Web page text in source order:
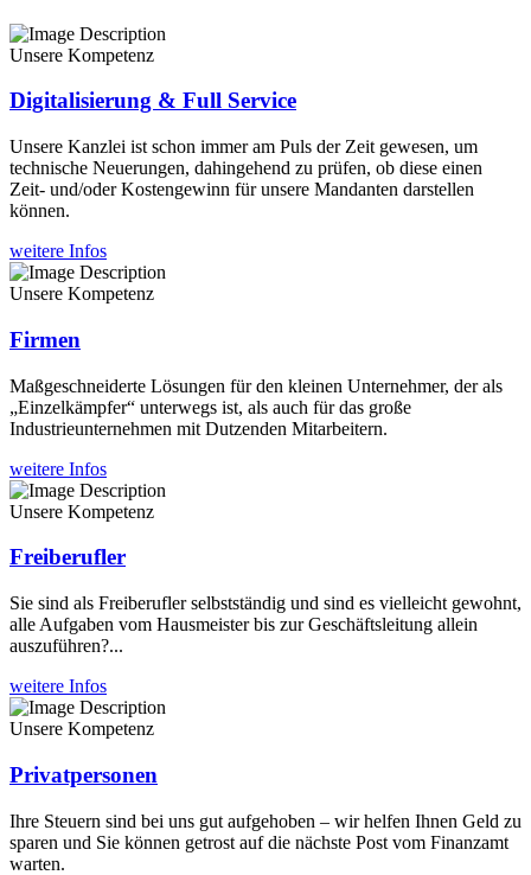
Unsere Kompetenz
Digitalisierung & Full Service
Unsere Kanzlei ist schon immer am Puls der Zeit gewesen, um
technische Neuerungen, dahingehend zu prüfen, ob diese einen
Zeit- und/oder Kostengewinn für unsere Mandanten darstellen
können.
weitere Infos
Unsere Kompetenz
Firmen
Maßgeschneiderte Lösungen für den kleinen Unternehmer, der als
„Einzelkämpfer“ unterwegs ist, als auch für das große
Industrieunternehmen mit Dutzenden Mitarbeitern.
weitere Infos
Unsere Kompetenz
Freiberufler
Sie sind als Freiberufler selbstständig und sind es vielleicht gewohnt,
alle Aufgaben vom Hausmeister bis zur Geschäftsleitung allein
auszuführen?...
weitere Infos
Unsere Kompetenz
Privatpersonen
Ihre Steuern sind bei uns gut aufgehoben – wir helfen Ihnen Geld zu
sparen und Sie können getrost auf die nächste Post vom Finanzamt
warten.